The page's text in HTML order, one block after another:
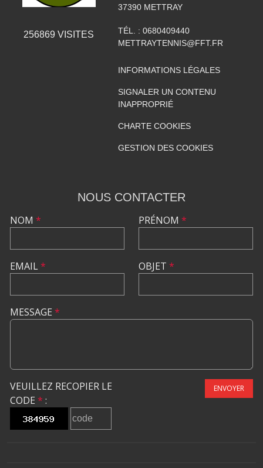
256869 VISITES
37390 METTRAY
TÉL. : 0680409440
METTRAYTENNIS@FFT.FR
INFORMATIONS LÉGALES
SIGNALER UN CONTENU
INAPPROPRIÉ
CHARTE COOKIES
GESTION DES COOKIES
NOUS CONTACTER
NOM *
EMAIL*
PRÉNOM *
OBJET *
MESSAGE *
VEUILLEZ RECOPIER LE
CODE * :
ENVOYER